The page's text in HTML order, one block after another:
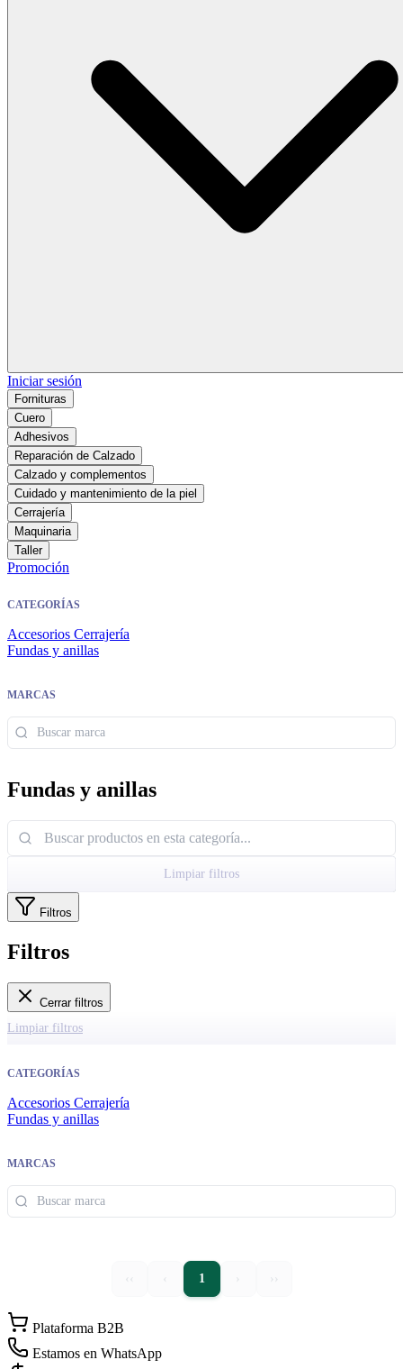
Iniciar sesión
Fornituras
Cuero
Adhesivos
Reparación de Calzado
Calzado y complementos
Cuidado y mantenimiento de la piel
Cerrajería
Maquinaria
Taller
Promoción
CATEGORÍAS
Accesorios Cerrajería
Fundas y anillas
MARCAS
Fundas y anillas
Limpiar filtros
Filtros
Filtros
Cerrar filtros
Limpiar filtros
CATEGORÍAS
Accesorios Cerrajería
Fundas y anillas
MARCAS
‹‹ ‹ 1 › ››
Plataforma B2B
Estamos en WhatsApp